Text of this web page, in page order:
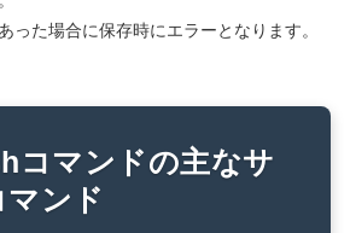
った場合に保存時にエラーとなります。
コマンドの主なサ
マンド